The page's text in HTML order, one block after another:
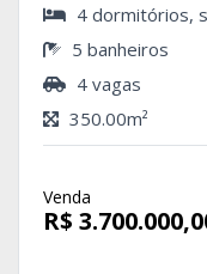
4 dormitórios,
5 banheiros
4 vagas
350.00m²
Venda
R$